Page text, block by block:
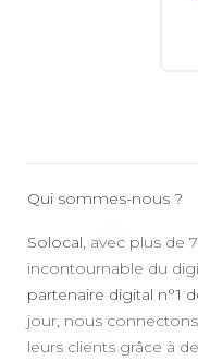
Qui sommes-nous ?
Solocal, avec plus de
incontournable du
partenaire digital n°1
jour, nous
leurs clients grâce à